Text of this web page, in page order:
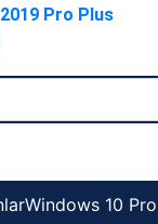
Pro Plus
Windows 10 Pro